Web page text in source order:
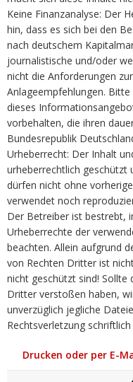
Keine Finanzanalyse: Der
hin, dass es sich bei den
nach deutschem
journalistische und/oder
nicht die Anforderungen
Anlageempfehlungen.
dieses
vorbehalten, die ihren
Bundesrepublik
Urheberrecht: Der Inhalt
urheberrechtlich geschützt
dürfen nicht ohne
verwendet noch
Der Betreiber ist bestrebt,
Urheberrechte der
beachten. Allein aufgrund
von Rechten Dritter ist
nicht geschützt sind! Sollte
Dritter verstoßen haben,
unverzüglich jegliche
Rechtsverletzung
Drucken oder per E-